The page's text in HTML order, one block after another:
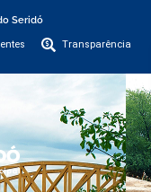
Seridó
Transparência